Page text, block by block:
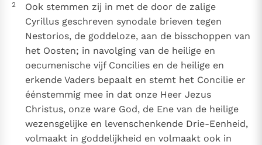
en is volledig afhankelijk van donaties.
Ik help mee!
2
Ook stemmen zij in met de door de zalige
Cyrillus geschreven synodale brieven tegen
Nestorios, de goddeloze, aan de bisschoppen van
het Oosten; in navolging van de heilige en
oecumenische vijf Concilies en de heilige en
erkende Vaders bepaalt en stemt het Concilie er
éénstemmig mee in dat onze Heer Jezus
Christus, onze ware God, de Ene van de heilige
wezensgelijke en levenschenkende Drie-Eenheid,
volmaakt in goddelijkheid en volmaakt ook in